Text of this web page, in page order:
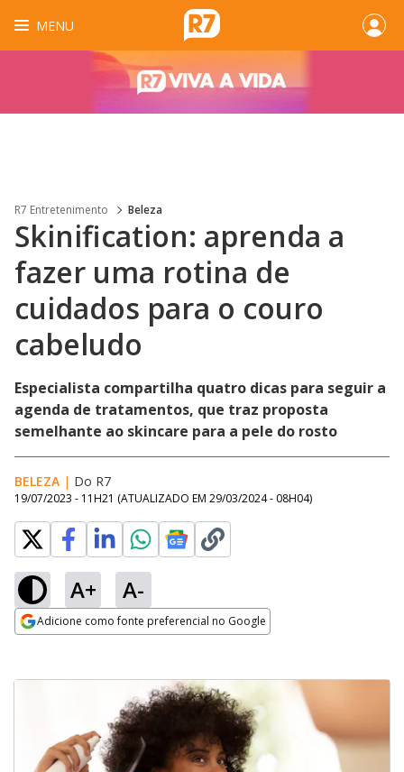
MENU
R7 Entretenimento Beleza
Skinification: aprenda a
fazer uma rotina de
cuidados para o couro
cabeludo
Especialista compartilha quatro dicas para seguir a
agenda de tratamentos, que traz proposta
semelhante ao skincare para a pele do rosto
BELEZA | Do R7
19/07/2023 - 11H21 (ATUALIZADO EM 29/03/2024 - 08H04)
A+ A-
Adicione como fonte preferencial no Google